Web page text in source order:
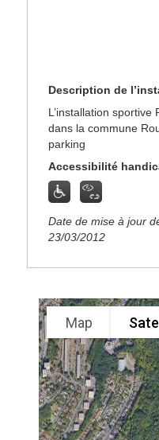
Description de
L’installation
dans la commune
parking
Accessibilité
Date de mise à jour
23/03/2012
Map